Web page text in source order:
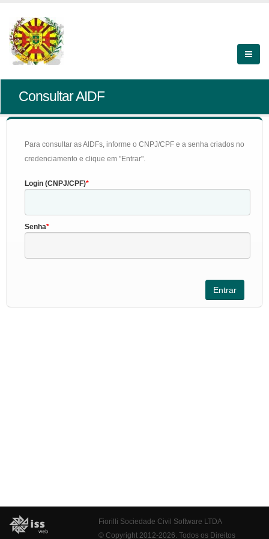
Consultar AIDF
Para consultar as AIDFs, informe o CNPJ/CPF e a senha criados no
credenciamento e clique em "Entrar".
Login (CNPJ/CPF)
Senha
Fiorilli Sociedade Civil Software LTDA
© Copyright 2012-2026. Todos os Direitos